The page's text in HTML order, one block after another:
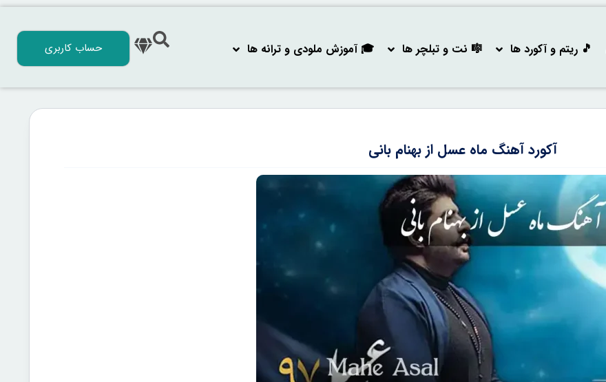
🎵 ریتم و آکورد ها 🎼 نت و تبلچر ها 🎓 آموزش ملودی و ترانه‌ ها حساب کاربری
آکورد آهنگ ماه عسل از بهنام بانی